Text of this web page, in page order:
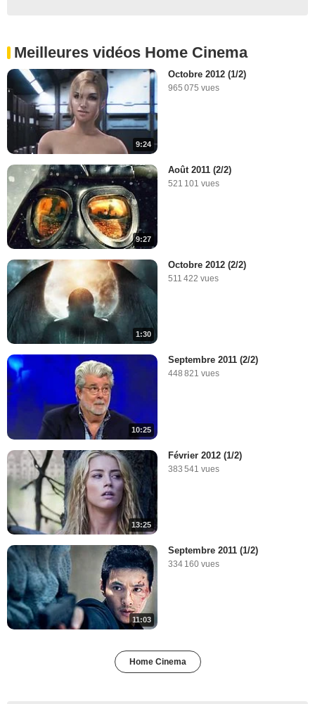
Meilleures vidéos Home Cinema
9:24
Octobre 2012 (1/2)
965 075 vues
9:27
Août 2011 (2/2)
521 101 vues
1:30
Octobre 2012 (2/2)
511 422 vues
10:25
Septembre 2011 (2/2)
448 821 vues
13:25
Février 2012 (1/2)
383 541 vues
11:03
Septembre 2011 (1/2)
334 160 vues
Home Cinema